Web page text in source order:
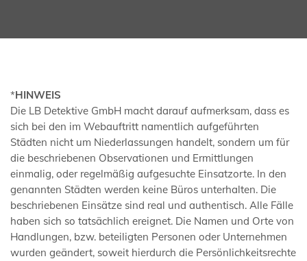
*HINWEIS
Die LB Detektive GmbH macht darauf aufmerksam, dass es
sich bei den im Webauftritt namentlich aufgeführten
Städten nicht um Niederlassungen handelt, sondern um für
die beschriebenen Observationen und Ermittlungen
einmalig, oder regelmäßig aufgesuchte Einsatzorte. In den
genannten Städten werden keine Büros unterhalten. Die
beschriebenen Einsätze sind real und authentisch. Alle Fälle
haben sich so tatsächlich ereignet. Die Namen und Orte von
Handlungen, bzw. beteiligten Personen oder Unternehmen
wurden geändert, soweit hierdurch die Persönlichkeitsrechte